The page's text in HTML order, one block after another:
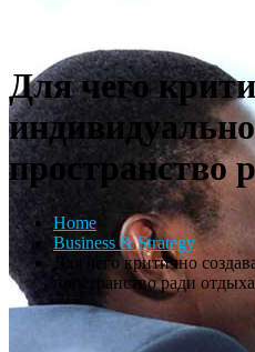
Для чего
пространство
Home
Business & Strategy
Для чего критично
пространство ради отдыха